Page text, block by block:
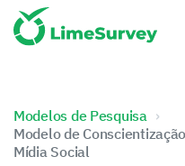
Modelos de Pesquisa
Modelo de
Mídia Social